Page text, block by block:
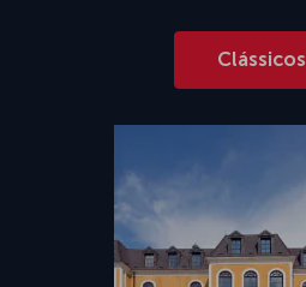
Clássicos